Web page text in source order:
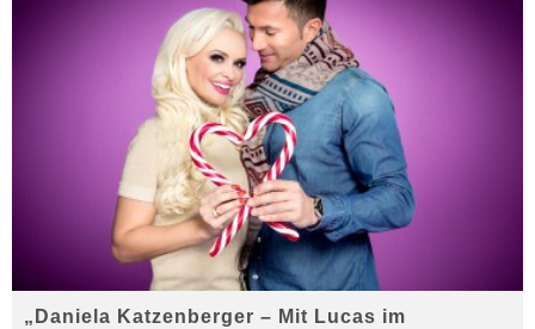
„Daniela Katzenberger – Mit Lucas im